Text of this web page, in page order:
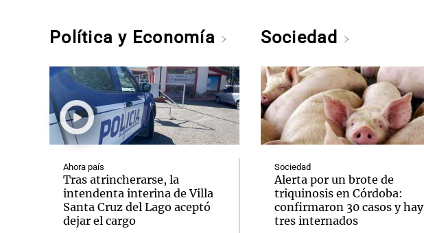
Política y Economía
Ahora país
Tras atrincherarse, la
intendenta interina de Villa
Santa Cruz del Lago aceptó
dejar el cargo
Sociedad
Sociedad
Alerta por un brote de
triquinosis en Córdoba:
confirmaron 30 casos y hay
tres internados